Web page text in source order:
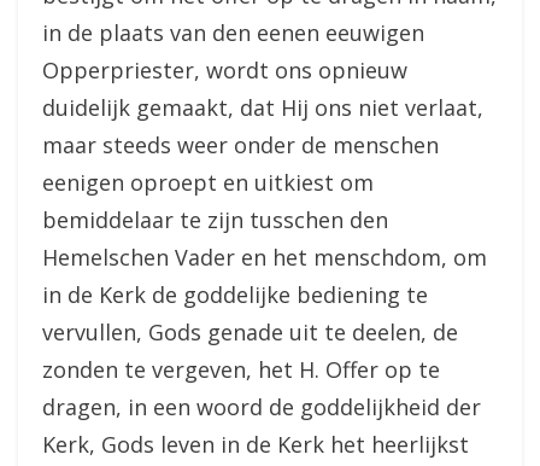
in de plaats van den eenen eeuwigen
Opperpriester, wordt ons opnieuw
duidelijk gemaakt, dat Hij ons niet verlaat,
maar steeds weer onder de menschen
eenigen oproept en uitkiest om
bemiddelaar te zijn tusschen den
Hemelschen Vader en het menschdom, om
in de Kerk de goddelijke bediening te
vervullen, Gods genade uit te deelen, de
zonden te vergeven, het H. Offer op te
dragen, in een woord de goddelijkheid der
Kerk, Gods leven in de Kerk het heerlijkst